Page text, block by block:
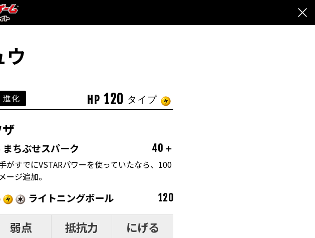
ウ
進化 HP 120 タイプ
まちぶせスパーク
40＋
がすでにVSTARパワーを使っていたなら、100
ージ追加。
ライトニングボール 120
弱点 抵抗力 にげる